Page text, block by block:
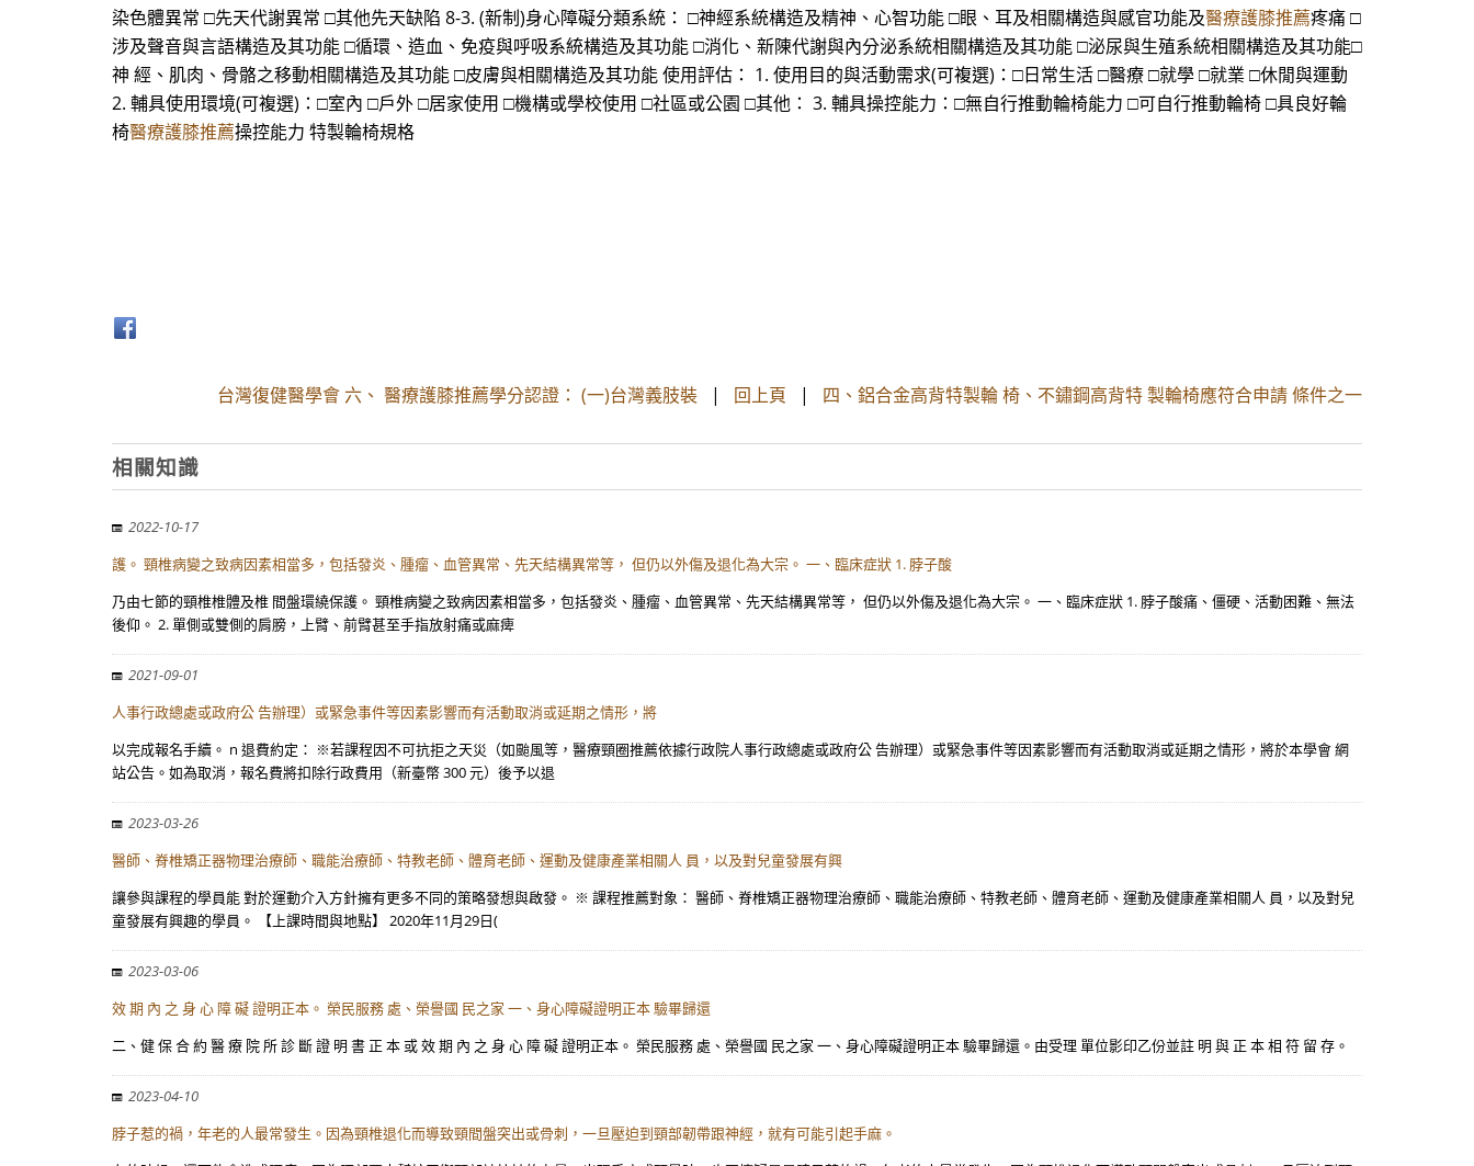
染色體異常 □先天代謝異常 □其他先天缺陷 8-3. (新制)身心障礙分類系統： □神經系統構造及精神、心智功能 □眼、耳及相關構造與感官功能及醫療護膝推薦疼痛 □
涉及聲音與言語構造及其功能 □循環、造血、免疫與呼吸系統構造及其功能 □消化、新陳代謝與內分泌系統相關構造及其功能 □泌尿與生殖系統相關構造及其功能□
神 經、肌肉、骨骼之移動相關構造及其功能 □皮膚與相關構造及其功能 使用評估： 1. 使用目的與活動需求(可複選)：□日常生活 □醫療 □就學 □就業 □休閒與運動
2. 輔具使用環境(可複選)：□室內 □戶外 □居家使用 □機構或學校使用 □社區或公園 □其他： 3. 輔具操控能力：□無自行推動輪椅能力 □可自行推動輪椅 □具良好輪
椅醫療護膝推薦操控能力 特製輪椅規格
台灣復健醫學會 六、 醫療護膝推薦學分認證： (一)台灣義肢裝 | 回上頁 | 四、鋁合金高背特製輪 椅、不鏽鋼高背特 製輪椅應符合申請 條件之一
相關知識
2022-10-17
護。 頸椎病變之致病因素相當多，包括發炎、腫瘤、血管異常、先天結構異常等， 但仍以外傷及退化為大宗。 一、臨床症狀 1. 脖子酸
乃由七節的頸椎椎體及椎 間盤環繞保護。 頸椎病變之致病因素相當多，包括發炎、腫瘤、血管異常、先天結構異常等， 但仍以外傷及退化為大宗。 一、臨床症狀 1. 脖子酸痛、僵硬、活動困難、無法
後仰。 2. 單側或雙側的肩膀，上臂、前臂甚至手指放射痛或麻痺
2021-09-01
人事行政總處或政府公 告辦理）或緊急事件等因素影響而有活動取消或延期之情形，將
以完成報名手續。 n 退費約定： ※若課程因不可抗拒之天災（如颱風等，醫療頸圈推薦依據行政院人事行政總處或政府公 告辦理）或緊急事件等因素影響而有活動取消或延期之情形，將於本學會 網
站公告。如為取消，報名費將扣除行政費用（新臺幣 300 元）後予以退
2023-03-26
醫師、脊椎矯正器物理治療師、職能治療師、特教老師、體育老師、運動及健康產業相關人 員，以及對兒童發展有興
讓參與課程的學員能 對於運動介入方針擁有更多不同的策略發想與啟發。 ※ 課程推薦對象： 醫師、脊椎矯正器物理治療師、職能治療師、特教老師、體育老師、運動及健康產業相關人 員，以及對兒
童發展有興趣的學員。 【上課時間與地點】 2020年11月29日(
2023-03-06
效 期 內 之 身 心 障 礙 證明正本。 榮民服務 處、榮譽國 民之家 一、身心障礙證明正本 驗畢歸還
二、健 保 合 約 醫 療 院 所 診 斷 證 明 書 正 本 或 效 期 內 之 身 心 障 礙 證明正本。 榮民服務 處、榮譽國 民之家 一、身心障礙證明正本 驗畢歸還。由受理 單位影印乙份並註 明 與 正 本 相 符 留 存。
2023-04-10
脖子惹的禍，年老的人最常發生。因為頸椎退化而導致頸間盤突出或骨刺，一旦壓迫到頸部韌帶跟神經，就有可能引起手麻。